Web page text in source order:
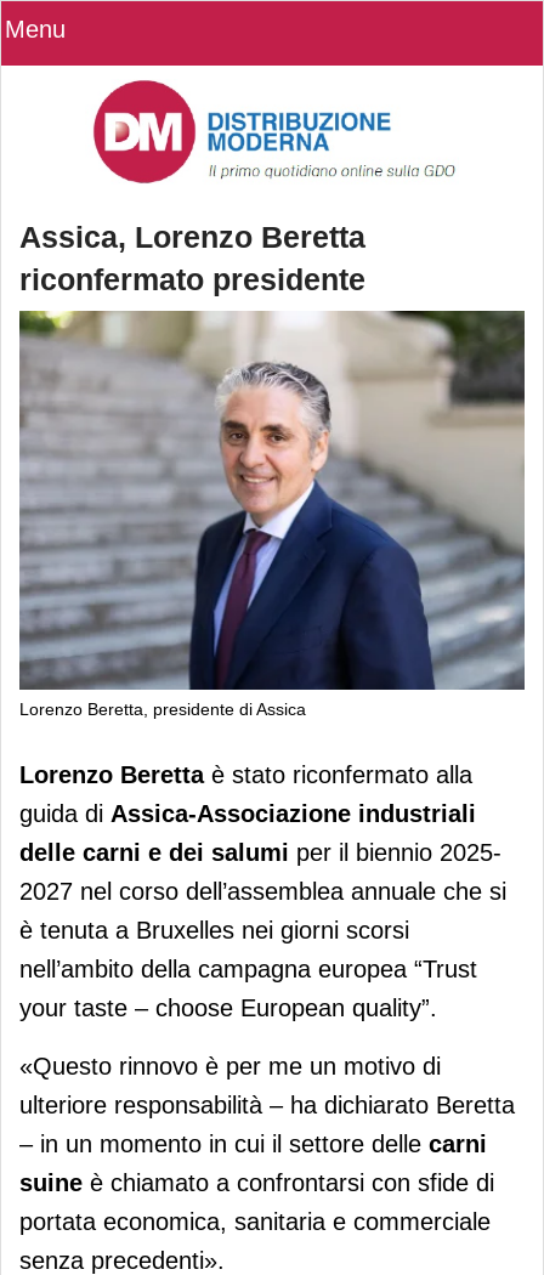
Menu
Assica, Lorenzo Beretta
riconfermato presidente
Lorenzo Beretta, presidente di Assica
Assica, Lorenzo Beretta riconfermato
presidente
Lorenzo Berettaè stato riconfermato alla
guida di Assica-Associazione industriali
delle carni e dei salumi per il biennio 2025-
2027 nel corso dell’assemblea annuale che si
è tenuta a Bruxelles nei giorni scorsi
nell’ambito della campagna europea “Trust
your taste – choose European quality”.
«Questo rinnovo è per me un motivo di
ulteriore responsabilità – ha dichiarato Beretta
– in un momento in cui il settore delle carni
suine è chiamato a confrontarsi con sfide di
portata economica, sanitaria e commerciale
senza precedenti».